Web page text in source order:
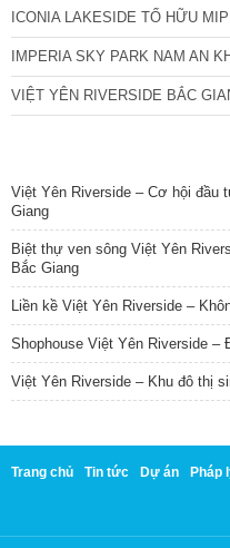
ICONIA LAKESIDE TỐ HỮU
IMPERIA SKY PARK NAM AN
VIỆT YÊN RIVERSIDE BẮC
Việt Yên Riverside – Cơ hội đầu
Giang
Biệt thự ven sông Việt Yên
Bắc Giang
Liền kề Việt Yên Riverside –
Shophouse Việt Yên Riverside
Việt Yên Riverside – Khu đô thị
Trang chủ Tin tức Dự án Pháp